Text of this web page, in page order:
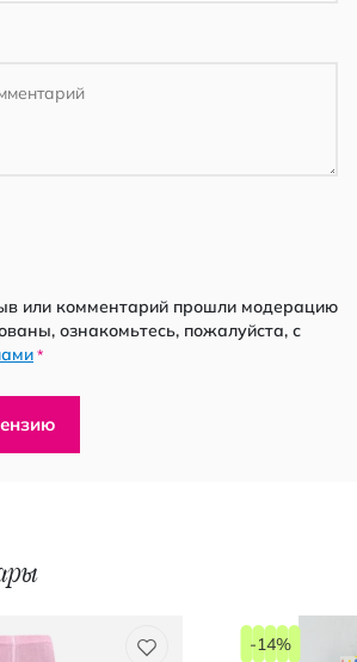
или комментарий прошли модерацию
ознакомьтесь, пожалуйста, с
*
-14%